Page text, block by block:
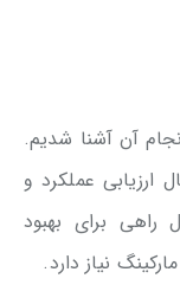
آن آشنا شدیم.
ارزیابی عملکرد و
برای بهبود
نیاز دارد.